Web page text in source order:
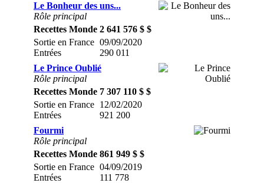
Le Bonheur des uns...
Rôle principal
Recettes Monde 2 641 576 $ $
Sortie en France
Entrées
09/09/2020
290 011
Le Prince Oublié
Rôle principal
Recettes Monde 7 307 110 $ $
Sortie en France
Entrées
12/02/2020
921 200
Fourmi
Rôle principal
Recettes Monde 861 949 $ $
Sortie en France
Entrées
04/09/2019
111 778